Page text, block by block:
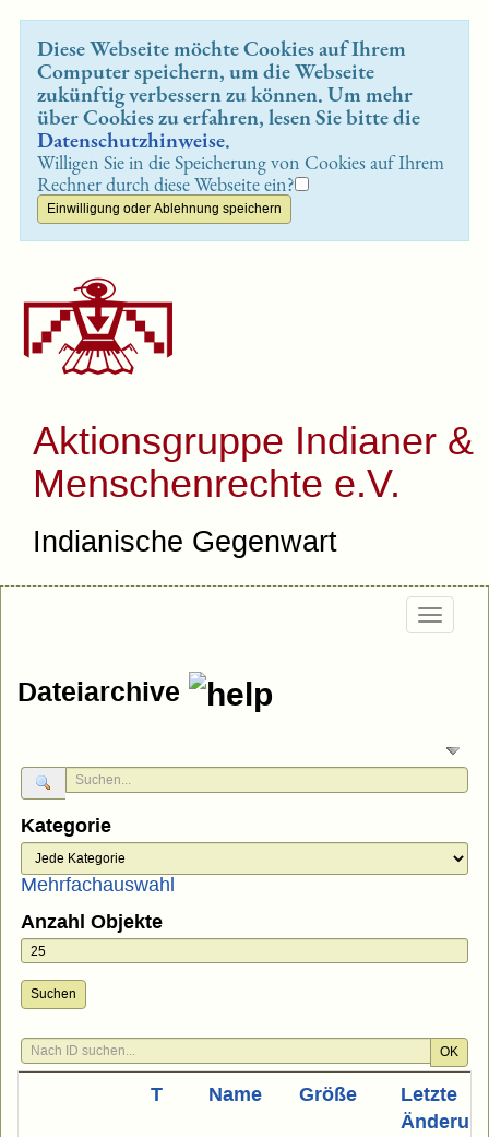
Diese Webseite möchte Cookies auf Ihrem
Computer speichern, um die Webseite
zukünftig verbessern zu können. Um mehr
über Cookies zu erfahren, lesen Sie bitte die
Datenschutzhinweise.
Willigen Sie in die Speicherung von Cookies auf Ihrem
Rechner durch diese Webseite ein?
Aktionsgruppe Indianer &
Menschenrechte e.V.
Indianische Gegenwart
Dateiarchive
Kategorie
Mehrfachauswahl
Anzahl Objekte
Suchen
OK
T Name Größe
Letzte